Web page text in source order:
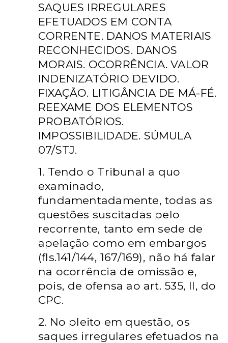
SAQUES IRREGULARES
EFETUADOS EM CONTA
CORRENTE. DANOS MATERIAIS
RECONHECIDOS. DANOS
MORAIS. OCORRÊNCIA. VALOR
INDENIZATÓRIO DEVIDO.
FIXAÇÃO. LITIGÂNCIA DE MÁ-FÉ.
REEXAME DOS ELEMENTOS
PROBATÓRIOS.
IMPOSSIBILIDADE. SÚMULA
07/STJ.
1. Tendo o Tribunal a quo
examinado,
fundamentadamente, todas as
questões suscitadas pelo
recorrente, tanto em sede de
apelação como em embargos
(fls.141/144, 167/169), não há falar
na ocorrência de omissão e,
pois, de ofensa ao art. 535, II, do
CPC.
2. No pleito em questão, os
saques irregulares efetuados na